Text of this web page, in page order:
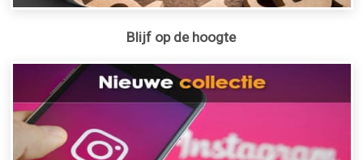
Blijf op de hoogte